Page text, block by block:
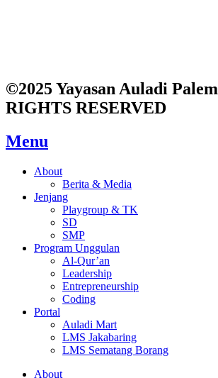
©2025 Yayasan Auladi
RIGHTS RESERVED
Menu
About
Berita & Media
Jenjang
Playgroup & TK
SD
SMP
Program Unggulan
Al-Qur’an
Leadership
Entrepreneurship
Coding
Portal
Auladi Mart
LMS Jakabaring
LMS Sematang Borang
About